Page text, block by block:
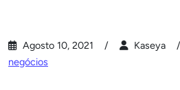
Agosto 10, 2021 Kaseya
negócios